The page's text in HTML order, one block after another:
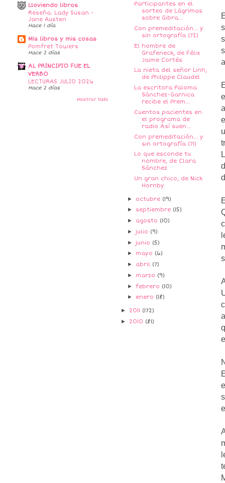
Lloviendo libros
Reseña: Lady Susan -
Jane Austen
Hace 1 día
Mis libros y mis cosas
Pomfret Towers
Hace 2 días
AL PRINCIPIO FUE EL
VERBO
LECTURAS JULIO 2026
Hace 2 días
Mostrar todo
Participantes en el
sorteo de Lágrimas
sobre Gibra...
Con premeditación... y
sin ortografía (72)
El hombre de
Grafeneck, de Félix
Jaime Cortés
La nieta del señor Linh,
de Philippe Claudel
La escritora Paloma
Sánchez-Garnica
recibe el Prem...
Cuentos pacientes en
el programa de
radio Así suen...
Con premeditación... y
sin ortografía (71)
Lo que esconde tu
nombre, de Clara
Sánchez
Un gran chico, de Nick
Hornby
► octubre (19)
► septiembre (15)
► agosto (10)
►julio (9)
►junio (5)
► mayo (6)
► abril (7)
► marzo (9)
►febrero (10)
► enero (18)
► 2011 (172)
► 2010 (81)